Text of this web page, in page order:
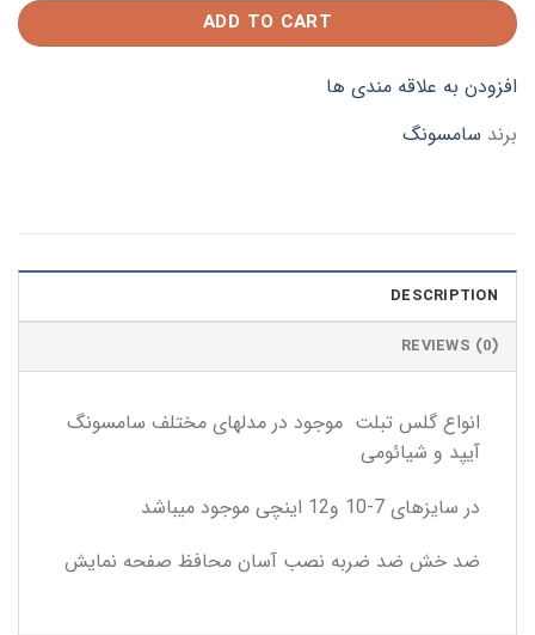
ADD TO CART
افزودن به علاقه مندی ها
برند سامسونگ
DESCRIPTION
REVIEWS (0)
انواع گلس تبلت موجود در مدلهای مختلف سامسونگ
آیپد و شیائومی
در سایزهای 7-10 و12 اینچی موجود میباشد
ضد خش ضد ضربه نصب آسان محافظ صفحه نمایش